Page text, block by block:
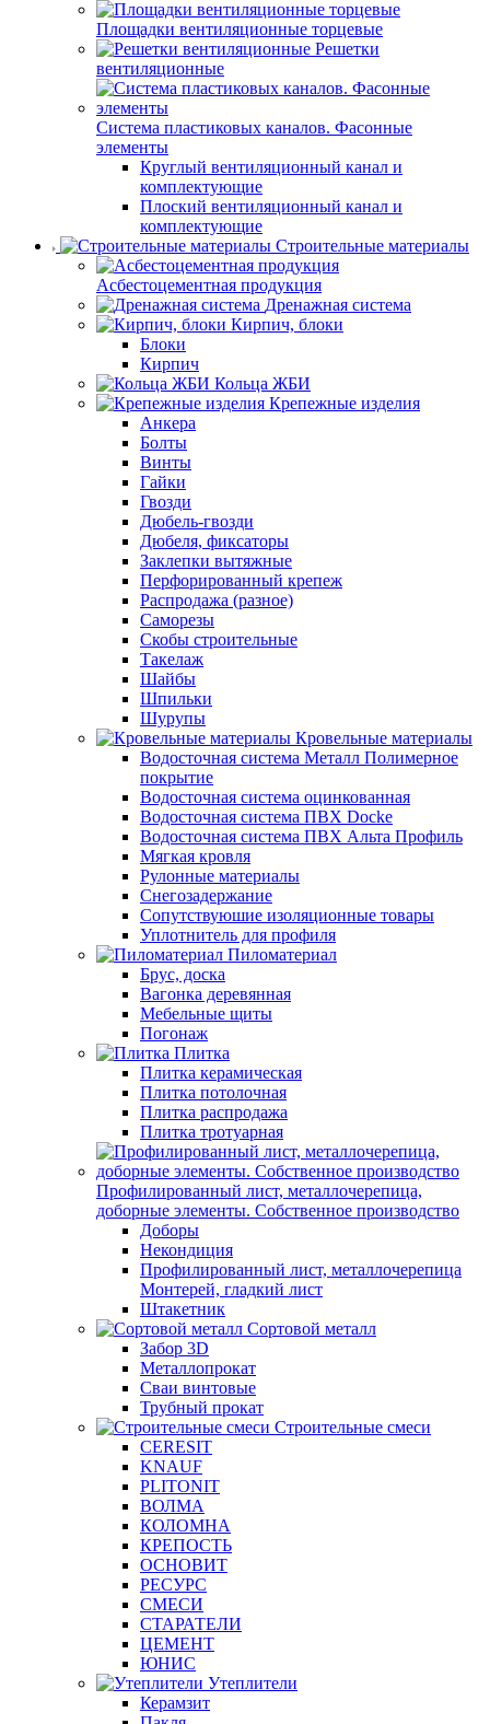
Площадки вентиляционные торцевые
Решетки
вентиляционные
Система пластиковых каналов. Фасонные
элементы
Круглый вентиляционный канал и
комплектующие
Плоский вентиляционный канал и
комплектующие
Строительные материалы
Асбестоцементная продукция
Дренажная система
Кирпич, блоки
Блоки
Кирпич
Кольца ЖБИ
Крепежные изделия
Анкера
Болты
Винты
Гайки
Гвозди
Дюбель-гвозди
Дюбеля, фиксаторы
Заклепки вытяжные
Перфорированный крепеж
Распродажа (разное)
Саморезы
Скобы строительные
Такелаж
Шайбы
Шпильки
Шурупы
Кровельные материалы
Водосточная система Металл Полимерное
покрытие
Водосточная система оцинкованная
Водосточная система ПВХ Docke
Водосточная система ПВХ Альта Профиль
Мягкая кровля
Рулонные материалы
Снегозадержание
Сопутствуюшие изоляционные товары
Уплотнитель для профиля
Пиломатериал
Брус, доска
Вагонка деревянная
Мебельные щиты
Погонаж
Плитка
Плитка керамическая
Плитка потолочная
Плитка распродажа
Плитка тротуарная
Профилированный лист, металлочерепица,
доборные элементы. Собственное производство
Доборы
Некондиция
Профилированный лист, металлочерепица
Монтерей, гладкий лист
Штакетник
Сортовой металл
Забор 3D
Металлопрокат
Сваи винтовые
Трубный прокат
Строительные смеси
CERESIT
KNAUF
PLITONIT
ВОЛМА
КОЛОМНА
КРЕПОСТЬ
ОСНОВИТ
РЕСУРС
СМЕСИ
СТАРАТЕЛИ
ЦЕМЕНТ
ЮНИС
Утеплители
Керамзит